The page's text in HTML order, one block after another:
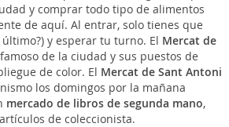
y comprar todo tipo de alimentos
de aquí. Al entrar, solo tienes que
y esperar tu turno. El Mercat de
de la ciudad y sus puestos de
de color. El Mercat de Sant Antoni
los domingos por la mañana
mercado de libros de segunda mano,
de coleccionista.